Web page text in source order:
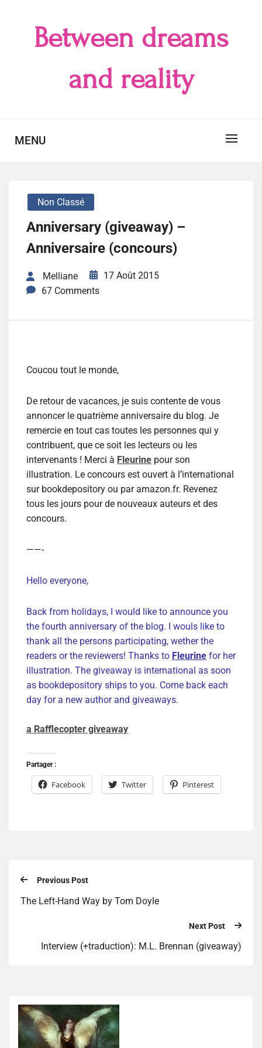
Between dreams
and reality
MENU
Non Classé
Anniversary (giveaway) –
Anniversaire (concours)
Melliane
17 Août 2015
67 Comments
Coucou tout le monde,
De retour de vacances, je suis contente de vous
annoncer le quatrième anniversaire du blog. Je
remercie en tout cas toutes les personnes qui y
contribuent, que ce soit les lecteurs ou les
intervenants ! Merci à Fleurine pour son
illustration. Le concours est ouvert à l’international
sur bookdepository ou par amazon.fr. Revenez
tous les jours pour de nouveaux auteurs et des
concours.
——-
Hello everyone,
Back from holidays, I would like to announce you
the fourth anniversary of the blog. I wouls like to
thank all the persons participating, wether the
readers or the reviewers! Thanks to Fleurine for her
illustration. The giveaway is international as soon
as bookdepository ships to you. Come back each
day for a new author and giveaways.
a Rafflecopter giveaway
Partager :
Facebook Twitter Pinterest
Previous Post
The Left-Hand Way by Tom Doyle
Next Post
Interview (+traduction): M.L. Brennan (giveaway)